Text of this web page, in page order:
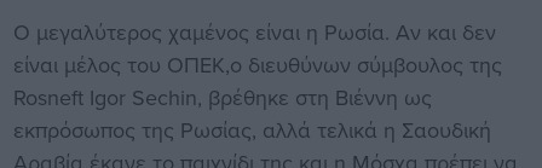
Ο μεγαλύτερος χαμένος είναι η Ρωσία. Αν και δεν
είναι μέλος του ΟΠΕΚ,ο διευθύνων σύμβουλος της
Rosneft Igor Sechin, βρέθηκε στη Βιέννη ως
εκπρόσωπος της Ρωσίας, αλλά τελικά η Σαουδική